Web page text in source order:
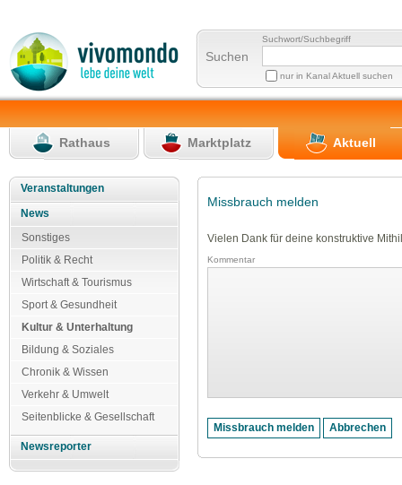
Suchen
Suchwort/Suchbegriff
nur in Kanal Aktuell suchen
Rathaus Marktplatz Aktuell
Veranstaltungen
News
Sonstiges
Politik & Recht
Wirtschaft & Tourismus
Sport & Gesundheit
Kultur & Unterhaltung
Bildung & Soziales
Chronik & Wissen
Verkehr & Umwelt
Seitenblicke & Gesellschaft
Newsreporter
Missbrauch melden
Vielen Dank für deine konstruktive
Kommentar